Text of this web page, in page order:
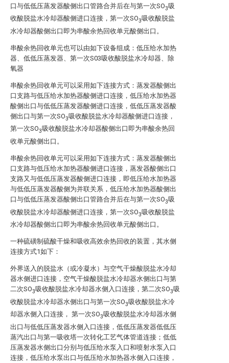
口与低低压蒸发器酸侧出口管路合并后在与第一次SO3吸
收酸脱盐水冷却器酸侧进口连接，第一次SO3吸收酸脱盐
水冷却器酸侧出口即为串酸余热回收单元酸侧出口。
串酸余热回收单元也可以由如下设备组成：低压给水加热
器、低低压蒸发器、第一次S03吸收酸脱盐水冷却器、除
氧器
串酸余热回收单元可以采用如下连接方式：蒸发器酸侧出
口支路与低压给水加热器酸侧进口连接，低压给水加热器
酸侧出口与低低压蒸发器酸侧进口连接，低低压蒸发器酸
侧出口与第一次SO3吸收酸脱盐水冷却器酸侧进口连接，
第一次SO3吸收酸脱盐水冷却器酸侧出口即为串酸余热回
收单元酸侧出口。
串酸余热回收单元可以采用如下连接方式：蒸发器酸侧出
口支路与低压给水加热器酸侧进口连接，蒸发器酸侧出口
支路又与低低压蒸发器酸侧进口连接，即低压给水加热器
与低低压蒸发器酸侧为并联关系，低压给水加热器酸侧出
口与低低压蒸发器酸侧出口管路合并后在与第一次SO3吸
收酸脱盐水冷却器酸侧进口连接，第一次SO3吸收酸脱盐
水冷却器酸侧出口即为串酸余热回收单元酸侧出口。
一种硫磺制硫酸干燥和吸收高效余热回收的装置，其水侧
连接方式1如下：
外界送入的脱盐水（或冷凝水）与空气干燥酸脱盐水冷却
器水侧进口连接，空气干燥酸脱盐水冷却器水侧出口与第
二次SO3吸收酸脱盐水冷却器水侧入口连接，第二次SO3吸
收酸脱盐水冷却器水侧出口与第一次SO3吸收酸脱盐水冷
却器水侧入口连接， 第一次SO3吸收酸脱盐水冷却器水侧
出口与低低压蒸发器水侧入口连接，低低压蒸发器低低压
蒸汽出口与第一吸收塔一次转化工艺气体管道连接；低低
压蒸发器水侧出口分别与低压给水泵入口和喷射水泵入口
连接，低压给水泵出口与低压给水加热器水侧入口连接，